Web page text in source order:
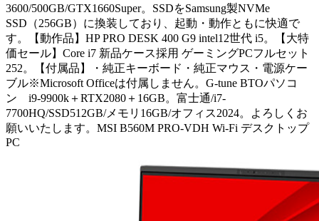
3600/500GB/GTX1660Super。SSDをSamsung製NVMe
SSD（256GB）に換装しており、起動・動作ともに快適で
す。【動作品】HP PRO DESK 400 G9 intel12世代 i5。【大特
価セール】Core i7 新品ケース採用 ゲーミングPCフルセット
252。【付属品】・純正キーボード・純正マウス・電源ケー
ブル※Microsoft Officeは付属しません。G-tune BTOパソコ
ン i9-9900k＋RTX2080＋16GB。富士通/i7-
7700HQ/SSD512GB/メモリ16GB/オフィス2024。よろしくお
願いいたします。MSI B560M PRO-VDH Wi-Fi デスクトップ
PC